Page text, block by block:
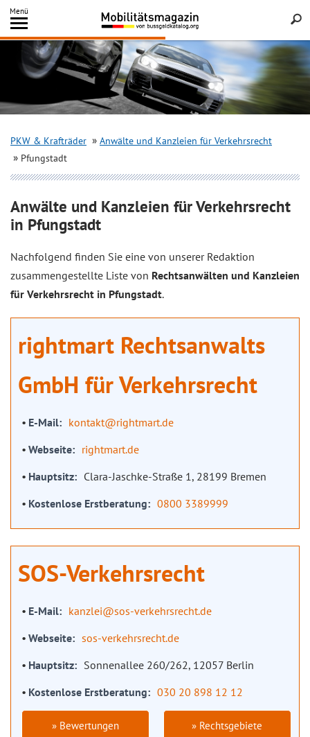
Inhalt
springen
Menü
Search
PKW & Krafträder
Anwälte und Kanzleien für Verkehrsrecht
Pfungstadt
Anwälte und Kanzleien für Verkehrsrecht
in Pfungstadt
Nachfolgend finden Sie eine von unserer Redaktion
zusammengestellte Liste von Rechtsanwälten und Kanzleien
für Verkehrsrecht in Pfungstadt.
rightmart Rechtsanwalts
GmbH für Verkehrsrecht
E-Mail
kontakt@rightmart.de
Webseite
rightmart.de
Hauptsitz
Clara-Jaschke-Straße 1, 28199 Bremen
Kostenlose Erstberatung
0800 3389999
SOS-Verkehrsrecht
E-Mail
kanzlei@sos-verkehrsrecht.de
Webseite
sos-verkehrsrecht.de
Hauptsitz
Sonnenallee 260/262, 12057 Berlin
Kostenlose Erstberatung
030 20 898 12 12
» Bewertungen » Rechtsgebiete